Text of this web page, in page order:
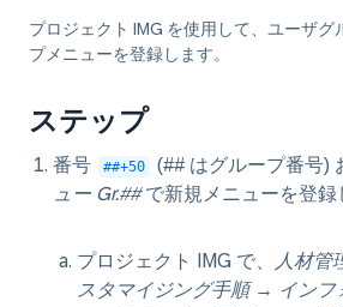
プロジェクト IMG を使用して、ユーザグ
プメニューを登録します。
ステップ
番号 ##+50 (## はグループ番号)
ュー Gr.##で新規メニューを登録
プロジェクト IMG で、 人材管
スタマイジング手順→ インフ